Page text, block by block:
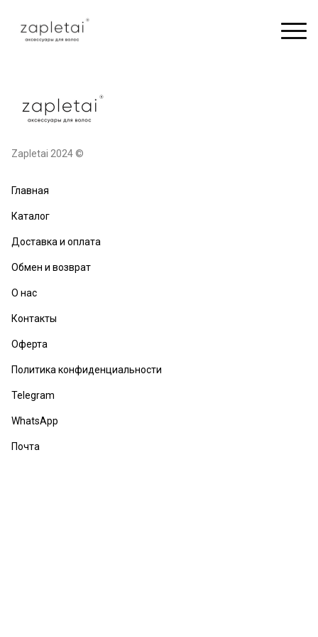
Zapletai 2024 ©
Главная
Каталог
Доставка и оплата
Обмен и возврат
О нас
Контакты
Оферта
Политика конфиденциальности
Telegram
WhatsApp
Почта